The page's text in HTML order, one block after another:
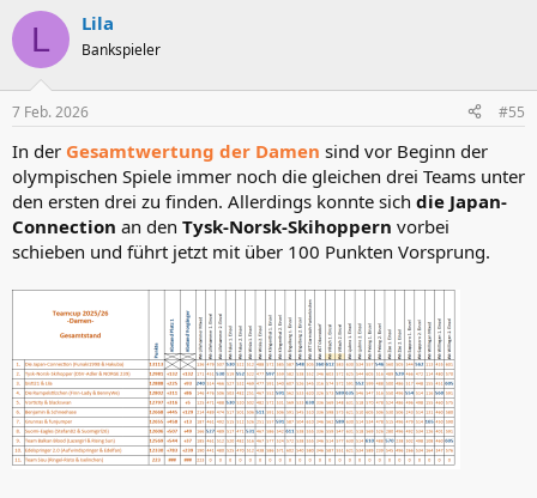
k
i
e
:
L Lila
Bankspieler
7 Feb. 2026 #55
In der Gesamtwertung der Damen sind vor Beginn der
olympischen Spiele immer noch die gleichen drei Teams unter
den ersten drei zu finden. Allerdings konnte sich die Japan-
Connection an den Tysk-Norsk-Skihoppern vorbei
schieben und führt jetzt mit über 100 Punkten Vorsprung.